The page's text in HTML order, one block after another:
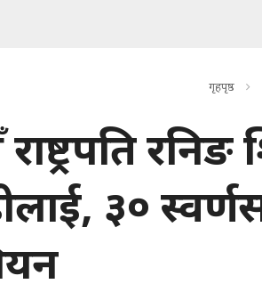
गृहपृष्ठ
३०